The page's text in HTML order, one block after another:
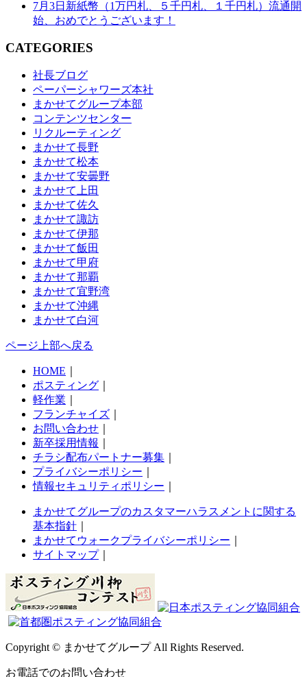
7月3日新紙幣（1万円札、５千円札、１千円札）流通開
始、おめでとうございます！
CATEGORIES
社長ブログ
ペーパーシャワーズ本社
まかせてグループ本部
コンテンツセンター
リクルーティング
まかせて長野
まかせて松本
まかせて安曇野
まかせて上田
まかせて佐久
まかせて諏訪
まかせて伊那
まかせて飯田
まかせて甲府
まかせて那覇
まかせて宜野湾
まかせて沖縄
まかせて白河
ページ上部へ戻る
HOME
ポスティング
軽作業
フランチャイズ
お問い合わせ
新卒採用情報
チラシ配布パートナー募集
プライバシーポリシー
情報セキュリティポリシー
まかせてグループのカスタマーハラスメントに関する
基本指針
まかせてウォークプライバシーポリシー
サイトマップ｜
Copyright © まかせてグループ All Rights Reserved.
お電話でのお問い合わせ